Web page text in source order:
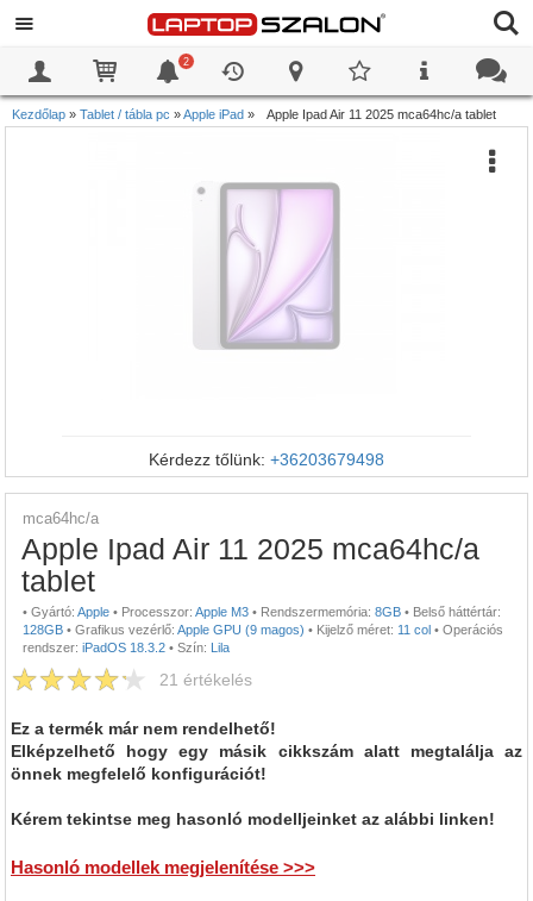
2
Kezdőlap » Tablet / tábla pc »Apple iPad » Apple Ipad Air 11 2025 mca64hc/a tablet
Kérdezz tőlünk: +36203679498
mca64hc/a
Apple Ipad Air 11 2025 mca64hc/a
tablet
• Gyártó: Apple • Processzor: Apple M3 • Rendszermemória: 8GB • Belső háttértár:
128GB • Grafikus vezérlő: Apple GPU (9 magos) • Kijelző méret: 11 col • Operációs
rendszer: iPadOS 18.3.2 • Szín: Lila
21 értékelés
Ez a termék már nem rendelhető!
Elképzelhető hogy egy másik cikkszám alatt megtalálja az
önnek megfelelő konfigurációt!
Kérem tekintse meg hasonló modelljeinket az alábbi linken!
Hasonló modellek megjelenítése >>>
0
0